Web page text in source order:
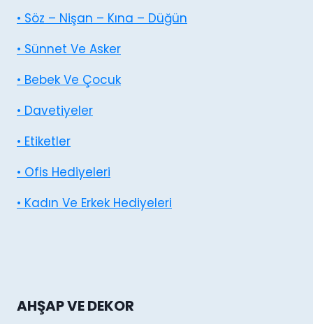
• Söz – Nişan – Kına – Düğün
• Sünnet Ve Asker
• Bebek Ve Çocuk
• Davetiyeler
• Etiketler
• Ofis Hediyeleri
• Kadın Ve Erkek Hediyeleri
AHŞAP VE DEKOR